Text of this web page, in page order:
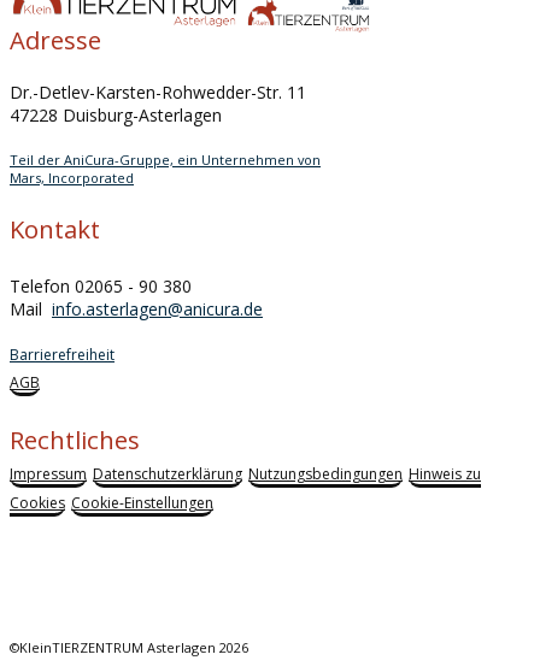
Adresse
Dr.-Detlev-Karsten-Rohwedder-Str. 11
47228 Duisburg-Asterlagen
Teil der AniCura-Gruppe, ein Unternehmen von
Mars, Incorporated
Kontakt
Telefon 02065 - 90 380
Mail info.asterlagen@anicura.de
Barrierefreiheit
AGB
Rechtliches
Impressum Datenschutzerklärung Nutzungsbedingungen Hinweis zu
Cookies Cookie-Einstellungen
©KleinTIERZENTRUM Asterlagen 2026